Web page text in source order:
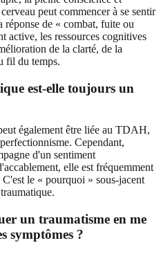
peut commencer à se sentir
réponse de « combat, fuite ou
active, les ressources cognitives
de la clarté, de la
fil du temps.
est-elle toujours un
également être liée au TDAH,
Cependant,
d'un sentiment
elle est fréquemment
le « pourquoi » sous-jacent
un traumatisme en me
symptômes ?